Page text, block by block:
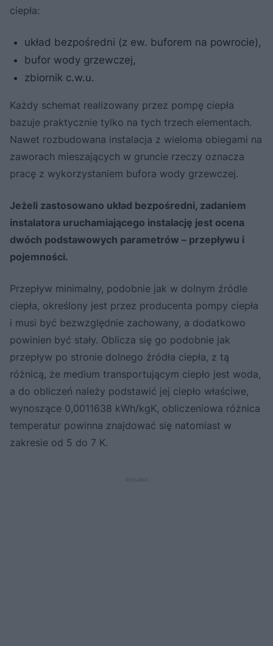
ciepła:
układ bezpośredni (z ew. buforem na powrocie),
bufor wody grzewczej,
zbiornik c.w.u.
Każdy schemat realizowany przez pompę ciepła
bazuje praktycznie tylko na tych trzech elementach.
Nawet rozbudowana instalacja z wieloma obiegami na
zaworach mieszających w gruncie rzeczy oznacza
pracę z wykorzystaniem bufora wody grzewczej.
Jeżeli zastosowano układ bezpośredni, zadaniem
instalatora uruchamiającego instalację jest ocena
dwóch podstawowych parametrów – przepływu i
pojemności.
Przepływ minimalny, podobnie jak w dolnym źródle
ciepła, określony jest przez producenta pompy ciepła
i musi być bezwzględnie zachowany, a dodatkowo
powinien być stały. Oblicza się go podobnie jak
przepływ po stronie dolnego źródła ciepła, z tą
różnicą, że medium transportującym ciepło jest woda,
a do obliczeń należy podstawić jej ciepło właściwe,
wynoszące 0,0011638 kWh/kgK, obliczeniowa różnica
temperatur powinna znajdować się natomiast w
zakresie od 5 do 7 K.